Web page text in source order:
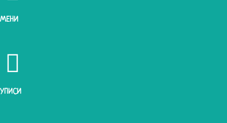
МЕНИ
УПИСИ